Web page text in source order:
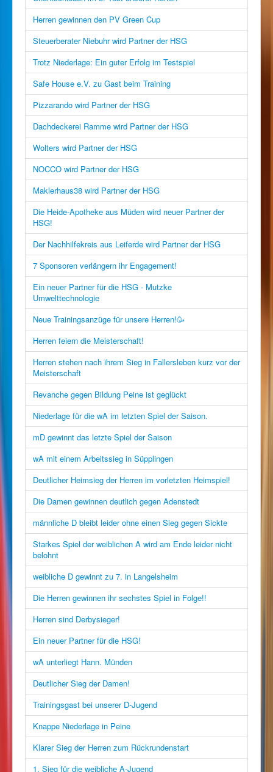
Herren gewinnen den PV Green Cup
Steuerberater Niebuhr wird Partner der HSG
Trotz Niederlage: Ein guter Erfolg im Testspiel
Safe House e.V. zu Gast beim Training
Pizzarando wird Partner der HSG
Dachdeckerei Ramme wird Partner der HSG
Wolters wird Partner der HSG
NOCCO wird Partner der HSG
Maklerhaus38 wird Partner der HSG
Die Heide-Apotheke aus Müden wird neuer Partner der
HSG!
Der Nachhilfekreis aus Leiferde wird Partner der HSG
7 Sponsoren verlängern ihr Engagement!
Ein neuer Partner für die HSG - Mutzke
Umwelttechnologie
Neue Trainingsanzüge für unsere Herren!🥳
Herren feiern die Meisterschaft!
Herren stehen nach ihrem Sieg in Fallersleben kurz vor der
Meisterschaft
Revanche gegen Bildung Peine ist geglückt
Niederlage für die wA im letzten Spiel der Saison.
mD gewinnt das letzte Spiel der Saison
wA mit einem Arbeitssieg in Süpplingen
Deutlicher Heimsieg der Herren im vorletzten Heimspiel!
Die Damen gewinnen deutlich gegen Adenstedt
männliche D bleibt leider ohne einen Sieg gegen Sickte
Starkes Spiel der weiblichen A wird am Ende leider nicht
belohnt
weibliche D gewinnt zu 7. in Langelsheim
Die Herren gewinnen ihr sechstes Spiel in Folge!!
Herren sind Derbysieger!
Ein neuer Partner für die HSG!
wA unterliegt Hann. Münden
Deutlicher Sieg der Damen!
Trainingsgast bei unserer D-Jugend
Knappe Niederlage in Peine
Klarer Sieg der Herren zum Rückrundenstart
1. Sieg für die weibliche A-Jugend